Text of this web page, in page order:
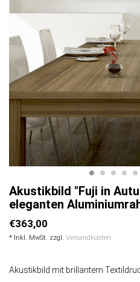
Akustikbild "Fuji in
eleganten
€363,00
* Inkl. MwSt. zzgl. Versandkosten
Akustikbild mit brillantem